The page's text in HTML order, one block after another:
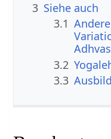
3 Siehe auch
3.1
3.2
3.3